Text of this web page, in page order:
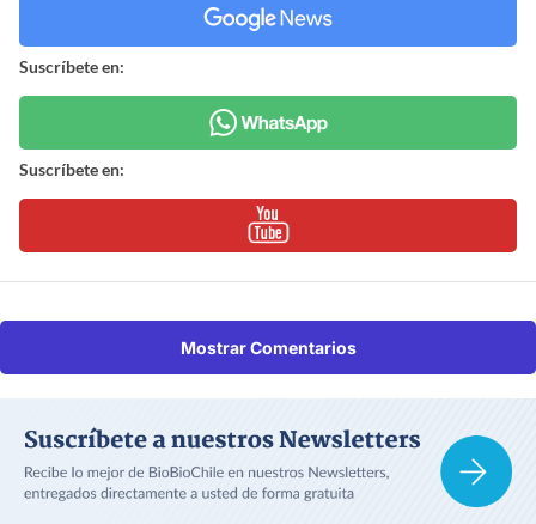
Suscríbete en:
Suscríbete en:
Mostrar Comentarios